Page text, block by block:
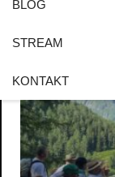
BLOG
STREAM
KONTAKT